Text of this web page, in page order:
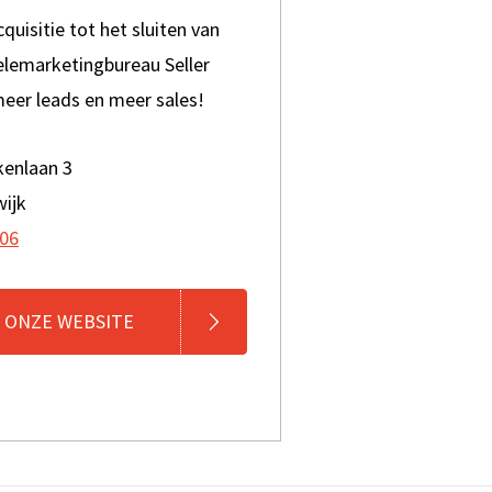
tot het sluiten van
Seller
leads en meer sales!
3
WEBSITE